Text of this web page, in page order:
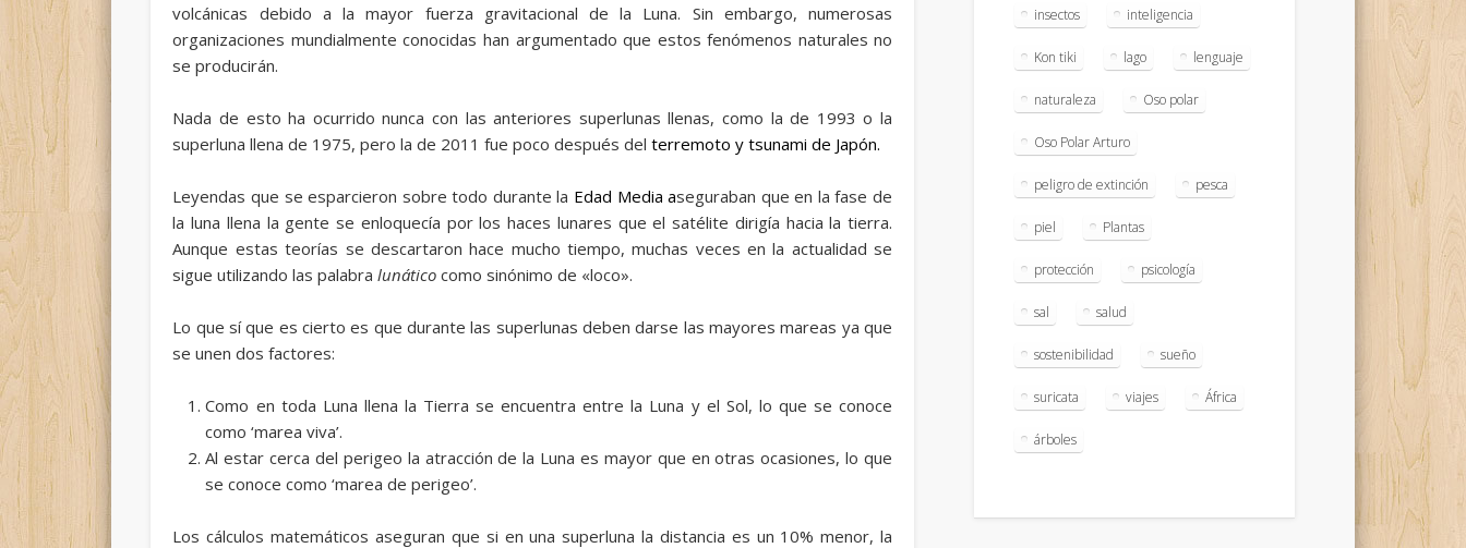
volcánicas debido a la mayor fuerza gravitacional de la Luna. Sin embargo, numerosas
organizaciones mundialmente conocidas han argumentado que estos fenómenos naturales no
se producirán.
Nada de esto ha ocurrido nunca con las anteriores superlunas llenas, como la de 1993 o la
superluna llena de 1975, pero la de 2011 fue poco después delterremoto y tsunami de Japón.
Leyendas que se esparcieron sobre todo durante la Edad Media aseguraban que en la fase de
la luna llena la gente se enloquecía por los haces lunares que el satélite dirigía hacia la tierra.
Aunque estas teorías se descartaron hace mucho tiempo, muchas veces en la actualidad se
sigue utilizando las palabralunático como sinónimo de «loco».
Lo que sí que es cierto es que durante las superlunas deben darse las mayores mareas ya que
se unen dos factores:
Como en toda Luna llena la Tierra se encuentra entre la Luna y el Sol, lo que se conoce
como ‘marea viva’.
Al estar cerca del perigeo la atracción de la Luna es mayor que en otras ocasiones, lo que
se conoce como ‘marea de perigeo’.
Los cálculos matemáticos aseguran que si en una superluna la distancia es un 10% menor, la
insectos inteligencia
Kon tiki lago lenguaje
naturaleza Oso polar
Oso Polar Arturo
peligro de extinción pesca
piel Plantas
protección psicología
sal salud
sostenibilidad sueño
suricata viajes África
árboles